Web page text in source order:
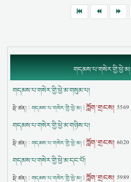
གདམས་པ་གསེར་གྱི་ཕྱེ་མ།
གདམས་པ་གསེར་གྱི་ཕྱེ་མ་གསུམ་པ།
སྡེ་ཚན། : གདམས་པ་གསེར་གྱི་ཕྱེ་མ། | ཀློག་གྲངས། 5569
གདམས་པ་གསེར་གྱི་ཕྱེ་མ་གཉིས་པ།
སྡེ་ཚན། : གདམས་པ་གསེར་གྱི་ཕྱེ་མ། | ཀློག་གྲངས། 6020
གདམས་པ་གསེར་གྱི་ཕྱེ་མ་དང་པོ།
སྡེ་ཚན། : གདམས་པ་གསེར་གྱི་ཕྱེ་མ། | ཀློག་གྲངས། 5989